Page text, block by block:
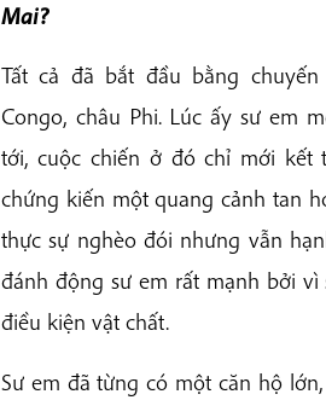
Mai?
Tất cả đã bắt đầu bằng
Congo, châu Phi. Lúc ấy sư em
tới, cuộc chiến ở đó chỉ mới kết
chứng kiến một quang cảnh tan
thực sự nghèo đói nhưng vẫn
đánh động sư em rất mạnh bởi
điều kiện vật chất.
Sư em đã từng có một căn hộ